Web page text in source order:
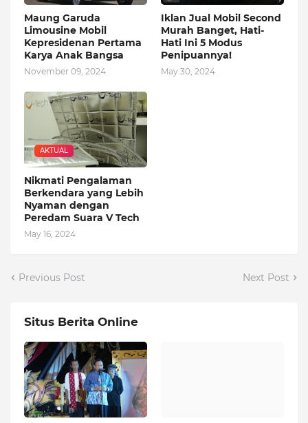
Maung Garuda
Limousine Mobil
Kepresidenan Pertama
Karya Anak Bangsa
November 09, 2024
Iklan Jual Mobil Second
Murah Banget, Hati-
Hati Ini 5 Modus
Penipuannya!
May 30, 2024
AKTUAL
Nikmati Pengalaman
Berkendara yang Lebih
Nyaman dengan
Peredam Suara V Tech
May 16, 2024
Previous Post Next Post
Situs Berita Online